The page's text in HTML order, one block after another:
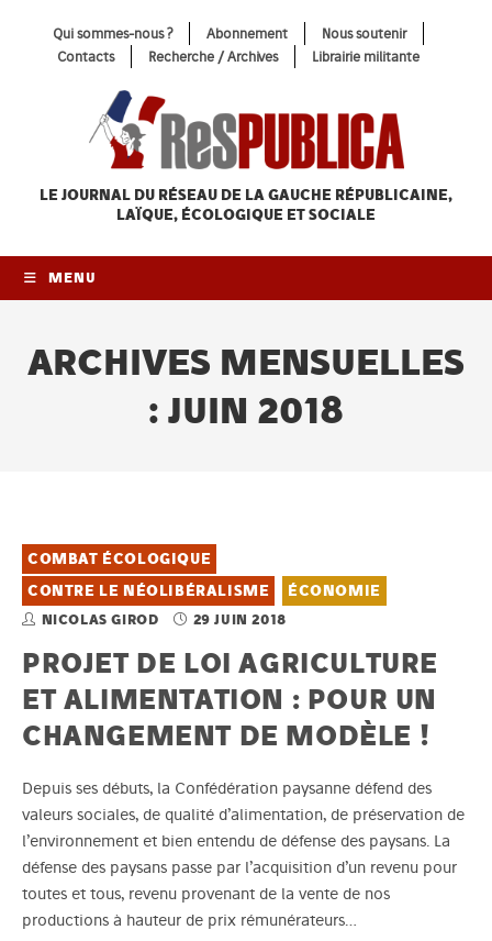
Qui sommes-nous ? Abonnement
Nous soutenir
Contacts
Recherche / Archives Librairie militante
LE JOURNAL DU RÉSEAU DE LA GAUCHE RÉPUBLICAINE,
LAÏQUE, ÉCOLOGIQUE ET SOCIALE
MENU
ARCHIVES MENSUELLES
: JUIN 2018
COMBAT ÉCOLOGIQUE
CONTRE LE NÉOLIBÉRALISME
ÉCONOMIE
NICOLAS GIROD 29 JUIN 2018
PROJET DE LOI AGRICULTURE
ET ALIMENTATION : POUR UN
CHANGEMENT DE MODÈLE !
Depuis ses débuts, la Confédération paysanne défend des
valeurs sociales, de qualité d’alimentation, de préservation de
l’environnement et bien entendu de défense des paysans. La
défense des paysans passe par l’acquisition d’un revenu pour
toutes et tous, revenu provenant de la vente de nos
productions à hauteur de prix rémunérateurs…